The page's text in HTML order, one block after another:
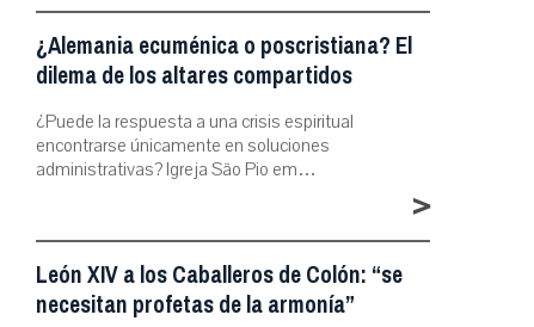
¿Alemania ecuménica o poscristiana? El
dilema de los altares compartidos
¿Puede la respuesta a una crisis espiritual
encontrarse únicamente en soluciones
administrativas? Igreja São Pio em…
>
León XIV a los Caballeros de Colón: “se
necesitan profetas de la armonía”